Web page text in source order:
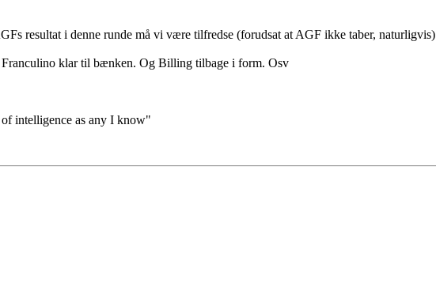
resultat i denne runde må vi være tilfredse (forudsat at AGF ikke taber, naturligvis)
Franculino klar til bænken. Og Billing tilbage i form. Osv
intelligence as any I know"